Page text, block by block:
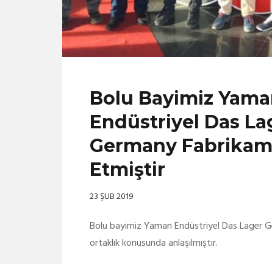
Bolu Bayimiz
Endüstriyel Das
Germany
Etmiştir
23 ŞUB 2019
Bolu bayimiz Yaman Endüstriyel Das Lager
ortaklık konusunda anlaşılmıştır.